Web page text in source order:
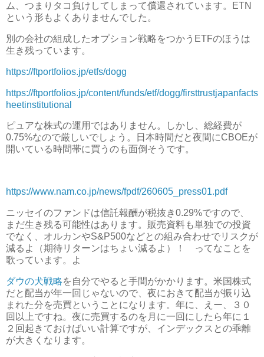
ム、つまりタコ負けしてしまって償還されています。ETN
という形もよくありませんでした。
別の会社の組成したオプション戦略をつかうETFのほうは
生き残っています。
https://ftportfolios.jp/etfs/dogg
https://ftportfolios.jp/content/funds/etf/dogg/firsttrustjapanfacts
heetinstitutional
ピュアな株式の運用ではありません。しかし、総経費が
0.75%なので厳しいでしょう。日本時間だと夜間にCBOEが
開いている時間帯に買うのも面倒そうです。
https://www.nam.co.jp/news/fpdf/260605_press01.pdf
ニッセイのファンドは信託報酬が税抜き0.29%ですので、
まだ生き残る可能性はあります。販売資料も単独での投資
でなく、オルカンやS&P500などとの組み合わせでリスクが
減るよ（期待リターンはちょい減るよ）！ ってなことを
歌っています。よ
ダウの犬戦略を自分でやると手間がかかります。米国株式
だと配当が年一回じゃないので、夜におきて配当が振り込
まれた分を売買ということになります。年に、えー、３０
回以上ですね。夜に売買するのを月に一回にしたら年に１
２回起きておけばいい計算ですが、インデックスとの乖離
が大きくなります。